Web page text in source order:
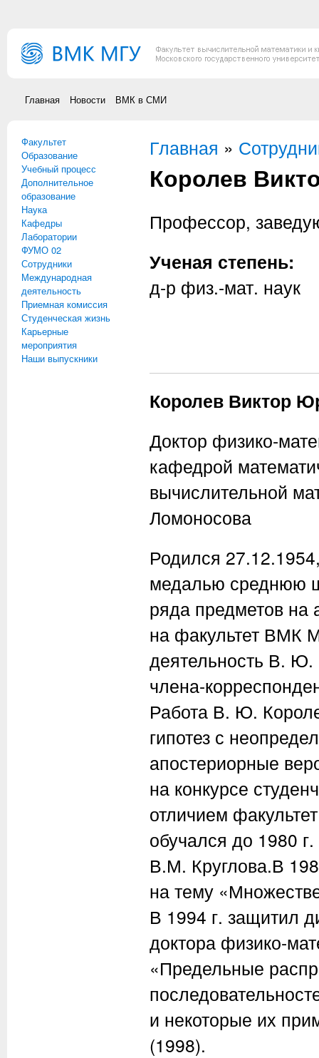
Главная Новости ВМК в СМИ
Факультет
Образование
Учебный процесс
Дополнительное
образование
Наука
Кафедры
Лаборатории
ФУМО 02
Сотрудники
Международная
деятельность
Приемная комиссия
Студенческая жизнь
Карьерные
мероприятия
Наши выпускники
Вы здесь
Главная »
Королев
Профессор,
Ученая степень:
д-р физ.-мат. наук
Королев Виктор
Доктор физико-
кафедрой
вычислительной
Ломоносова
Родился
медалью среднюю
ряда предметов на
на факультет ВМК
деятельность В. Ю.
члена-
Работа В. Ю.
гипотез с
апостериорные
на конкурсе
отличием
обучался до 1980
В.М. Круглова.В
на тему
В 1994 г. защитил
доктора физико-
«Предельные
и некоторые их
(1998).